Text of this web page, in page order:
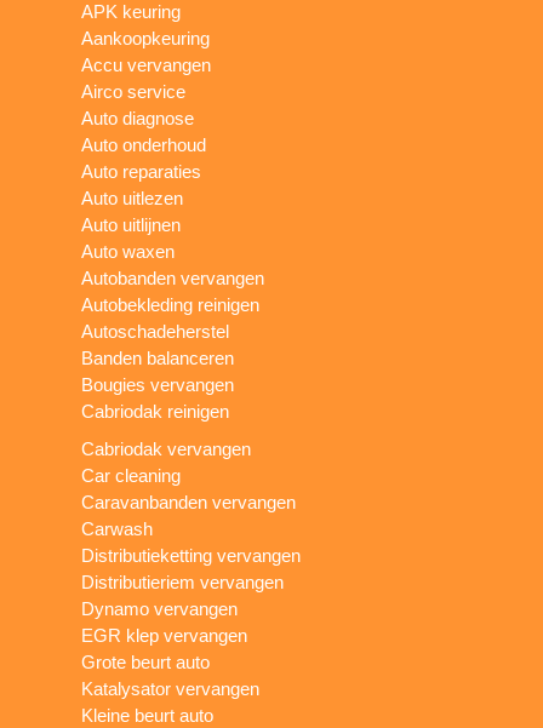
APK keuring
Aankoopkeuring
Accu vervangen
Airco service
Auto diagnose
Auto onderhoud
Auto reparaties
Auto uitlezen
Auto uitlijnen
Auto waxen
Autobanden vervangen
Autobekleding reinigen
Autoschadeherstel
Banden balanceren
Bougies vervangen
Cabriodak reinigen
Cabriodak vervangen
Car cleaning
Caravanbanden vervangen
Carwash
Distributieketting vervangen
Distributieriem vervangen
Dynamo vervangen
EGR klep vervangen
Grote beurt auto
Katalysator vervangen
Kleine beurt auto